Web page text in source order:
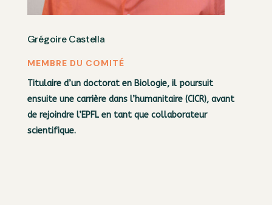
Grégoire Castella
MEMBRE DU COMITÉ
Titulaire d’un doctorat en Biologie, il poursuit
ensuite une carrière dans l’humanitaire (CICR), avant
de rejoindre l’EPFL en tant que collaborateur
scientifique.